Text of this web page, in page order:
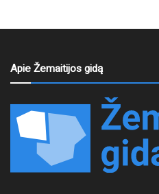
Apie Žemaitijos gidą